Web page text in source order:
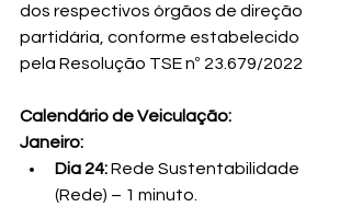
dos respectivos órgãos de direção
partidária, conforme estabelecido
pela Resolução TSE nº 23.679/2022
Calendário de Veiculação:
Janeiro:
Dia 24: Rede Sustentabilidade
(Rede) – 1 minuto.